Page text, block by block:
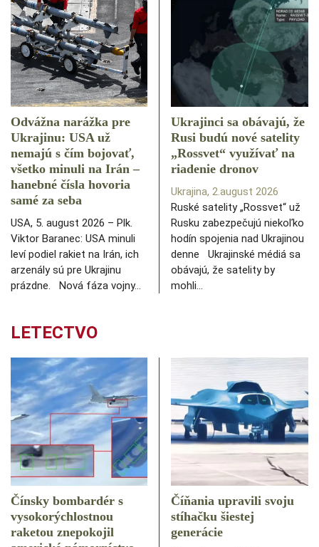
Odvážna narážka pre
Ukrajinu: USA už
nemajú s čím bojovať,
všetko minuli na Irán –
hanebné čísla hovoria
samé za seba
USA, 5. august 2026 – Plk.
Viktor Baranec: USA minuli
leví podiel rakiet na Irán, ich
arzenály sú pre Ukrajinu
prázdne. Nová fáza vojny…
Ukrajinci sa obávajú, že
Rusi budú nové satelity
„Rossvet“ využívať na
riadenie dronov
Ukrajina, 2.august 2026
Ruské satelity „Rossvet“ už
Rusku zabezpečujú niekoľko
hodín spojenia nad Ukrajinou
denne Ukrajinské médiá sa
obávajú, že satelity by
mohli…
LETECTVO
Čínsky bombardér s
vysokorýchlostnou
raketou znepokojil
Číňania upravili svoju
stíhačku šiestej
generácie